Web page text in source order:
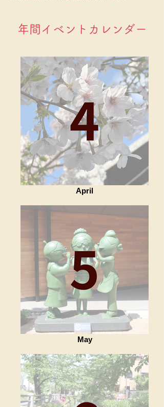
​年間イベントカレンダー
April
May